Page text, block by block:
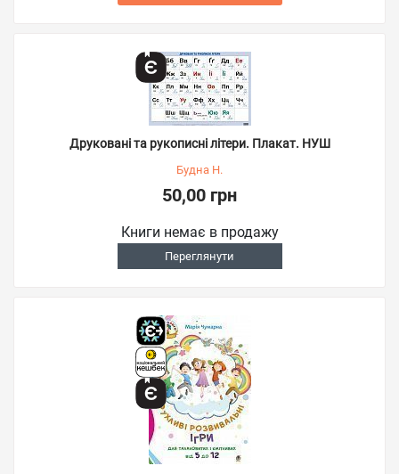
Друковані та рукописні літери. Плакат. НУШ
Будна Н.
50,00 грн
Книги немає в продажу
Переглянути